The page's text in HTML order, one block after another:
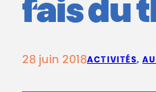
fais du
28 juin 2018ACTIVITÉS,